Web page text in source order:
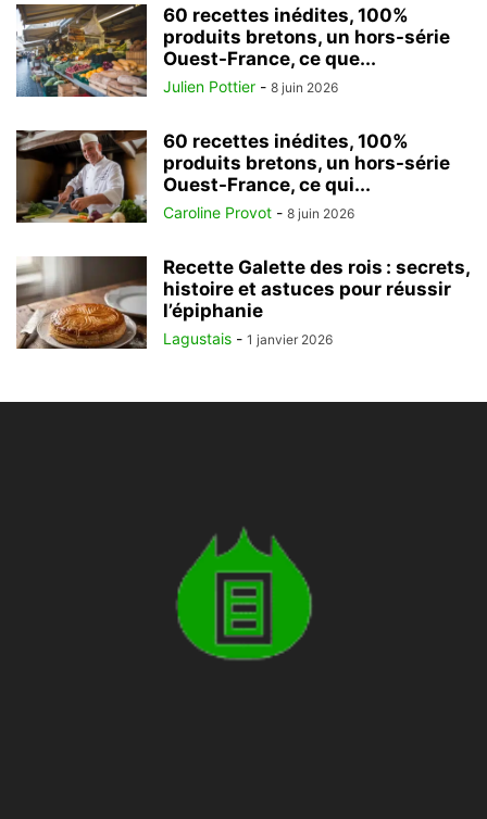
60 recettes inédites, 100%
produits bretons, un hors-série
Ouest-France, ce que...
Julien Pottier - 8 juin 2026
60 recettes inédites, 100%
produits bretons, un hors-série
Ouest-France, ce qui...
Caroline Provot - 8 juin 2026
Recette Galette des rois : secrets,
histoire et astuces pour réussir
l’épiphanie
Lagustais - 1 janvier 2026